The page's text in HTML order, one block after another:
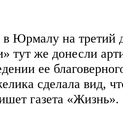
Юрмалу на третий
тут же донесли
ее
сделала вид,
газета «Жизнь».